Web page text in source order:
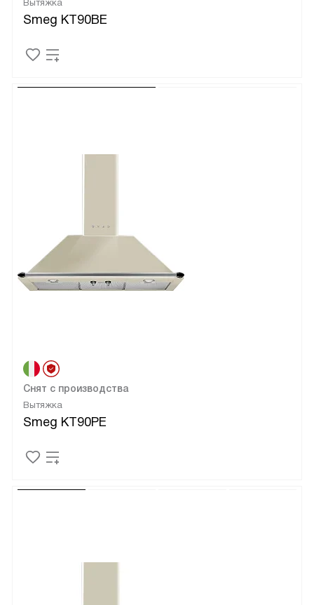
Вытяжка
Smeg KT90BE
Вытяжка
Smeg KT90PE
Снят с производства